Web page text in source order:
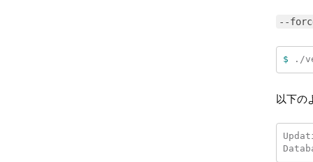
--
$ ./
以下の